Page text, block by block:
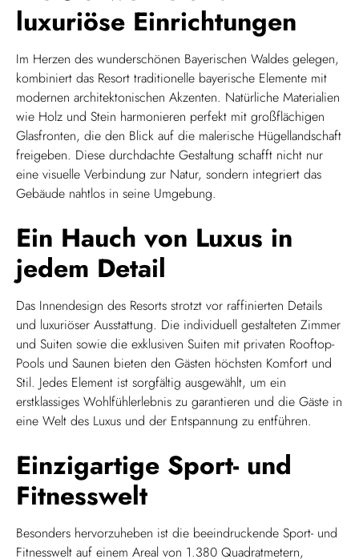
luxuriöse Einrichtungen
Im Herzen des wunderschönen Bayerischen Waldes gelegen,
kombiniert das Resort traditionelle bayerische Elemente mit
modernen architektonischen Akzenten. Natürliche Materialien
wie Holz und Stein harmonieren perfekt mit großflächigen
Glasfronten, die den Blick auf die malerische Hügellandschaft
freigeben. Diese durchdachte Gestaltung schafft nicht nur
eine visuelle Verbindung zur Natur, sondern integriert das
Gebäude nahtlos in seine Umgebung.
Ein Hauch von Luxus in
jedem Detail
Das Innendesign des Resorts strotzt vor raffinierten Details
und luxuriöser Ausstattung. Die individuell gestalteten Zimmer
und Suiten sowie die exklusiven Suiten mit privaten Rooftop-
Pools und Saunen bieten den Gästen höchsten Komfort und
Stil. Jedes Element ist sorgfältig ausgewählt, um ein
erstklassiges Wohlfühlerlebnis zu garantieren und die Gäste in
eine Welt des Luxus und der Entspannung zu entführen.
Einzigartige Sport- und
Fitnesswelt
Besonders hervorzuheben ist die beeindruckende Sport- und
Fitnesswelt auf einem Areal von 1.380 Quadratmetern,